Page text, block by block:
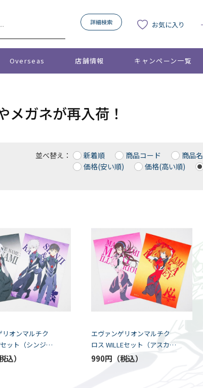
詳細検索 お気に入り
Overseas 店舗情報 キャンペーン一覧
メガネが再入荷！
並べ替え： 新着順 商品コード 商品名
価格(安い順)
価格(高い順)
リオンマルチク
ット（シンジ＆
（K5-SPEC）
エヴァンゲリオンマルチク
ロス WILLEセット（アスカ/
マリ）（K5-SPEC）
990円